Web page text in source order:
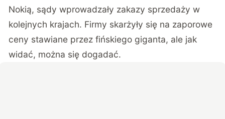
Nokią, sądy wprowadzały zakazy sprzedaży w
kolejnych krajach. Firmy skarżyły się na zaporowe
ceny stawiane przez fińskiego giganta, ale jak
widać, można się dogadać.